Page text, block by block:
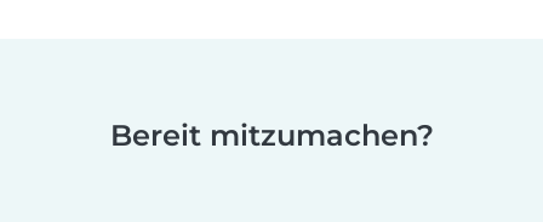
Bereit mitzumachen?